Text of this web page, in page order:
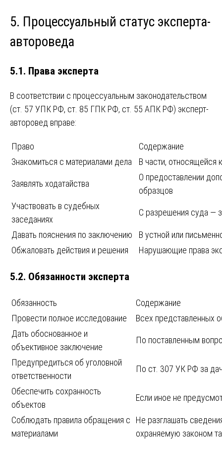
5. Процессуальный статус эксперта-
автороведа
5.1. Права эксперта
В соответствии с процессуальным законодательством
(ст. 57 УПК РФ, ст. 85 ГПК РФ, ст. 55 АПК РФ) эксперт-
авторовед вправе:
Право
Содержание
Знакомиться с материалами дела
В части, относящейся
Заявлять ходатайства
О предоставлении
образцов
Участвовать в судебных
заседаниях
С разрешения суда —
Давать пояснения по заключению
В устной или
Обжаловать действия и решения
Нарушающие права
5.2. Обязанности эксперта
Обязанность
Содержание
Провести полное исследование
Всех представленных
Дать обоснованное и
объективное заключение
По поставленным
Предупредиться об уголовной
ответственности
По ст. 307 УК РФ за
Обеспечить сохранность
объектов
Если иное не
Соблюдать правила обращения с
материалами
Не разглашать
охраняемую законом